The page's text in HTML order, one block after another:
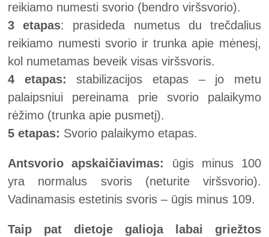
reikiamo numesti svorio (bendro viršsvorio).
3 etapas: prasideda numetus du trečdalius
reikiamo numesti svorio ir trunka apie mėnesį,
kol numetamas beveik visas viršsvoris.
4 etapas: stabilizacijos etapas – jo metu
palaipsniui pereinama prie svorio palaikymo
rėžimo (trunka apie pusmetį).
5 etapas: Svorio palaikymo etapas.
Antsvorio apskaičiavimas:
ūgis minus 100
yra normalus svoris (neturite viršsvorio).
Vadinamasis estetinis svoris – ūgis minus 109.
Taip pat dietoje galioja labai griežtos